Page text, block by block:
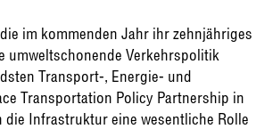
im kommenden Jahr ihr zehnjähriges
umweltschonende Verkehrspolitik
Transport-, Energie- und
Transportation Policy Partnership in
die Infrastruktur eine wesentliche Rolle